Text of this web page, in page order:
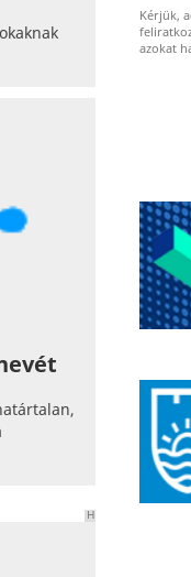
H
Kérjük,
azokat